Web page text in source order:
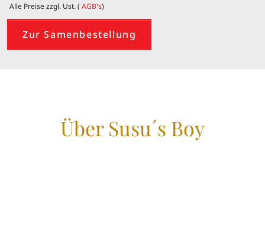
Alle Preise zzgl. Ust. ( AGB's)
Zur Samenbestellung
Über Susu´s Boy